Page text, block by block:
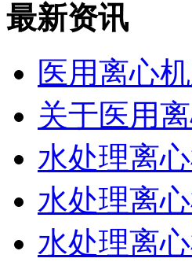
最新资讯
医用离心
关于医用
水处理离
水处理离
水处理离